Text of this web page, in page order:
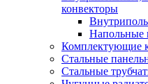
конвекторы
Напольные
Комплектующие
Стальные
Стальные